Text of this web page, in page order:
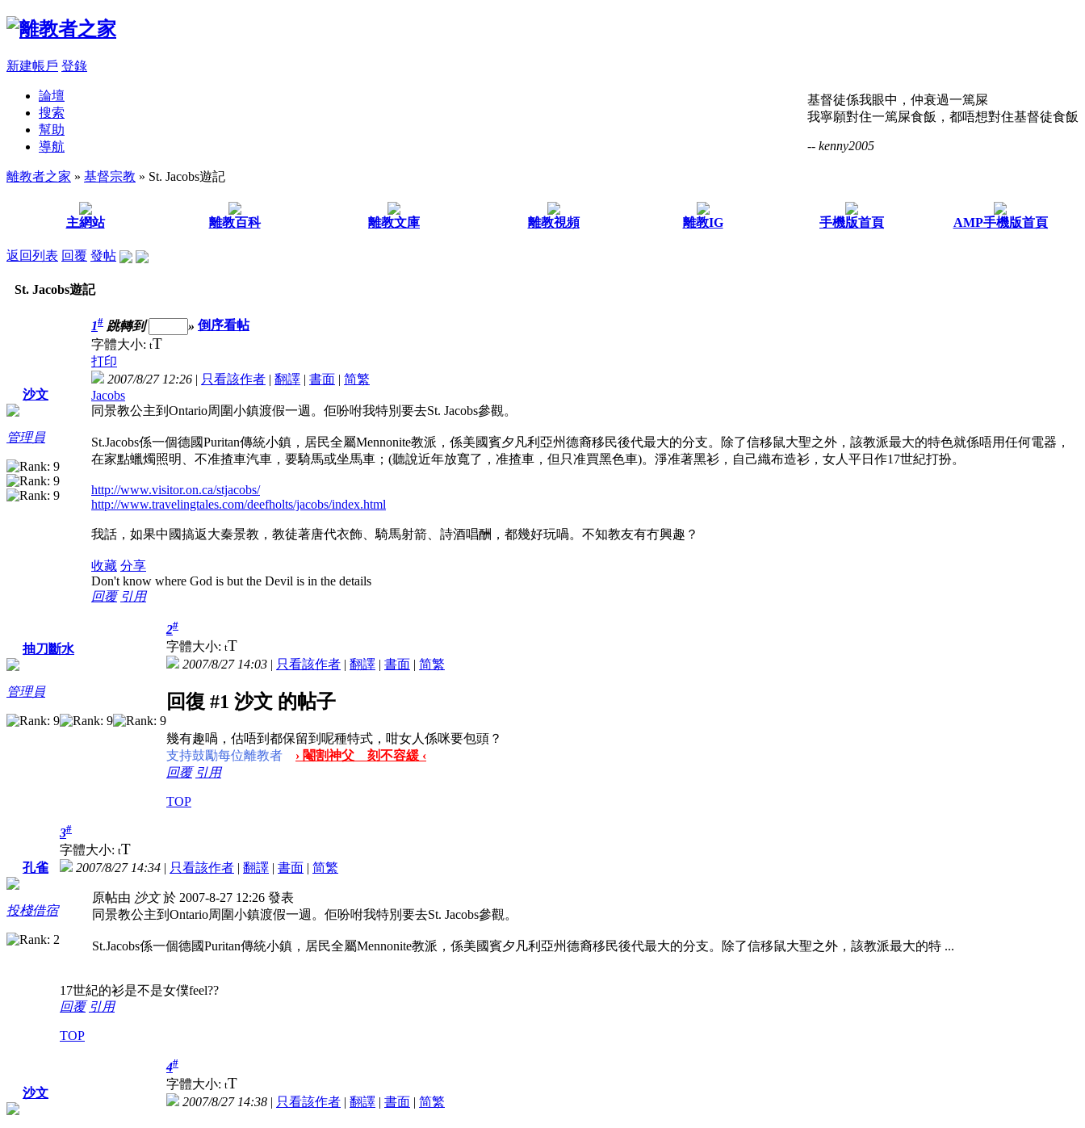
新建帳戶 登錄
基督徒係我眼中，仲衰過一篤屎
我寧願對住一篤屎食飯，都唔想對住基督徒食飯
-- kenny2005
論壇
搜索
幫助
導航
離教者之家 » 基督宗教 » St. Jacobs遊記
主網站 離教百科 離教文庫 離教視頻 離教IG 手機版首頁 AMP手機版首頁
返回列表 回覆 發帖
St. Jacobs遊記
沙文
管理員
1# 跳轉到 » 倒序看帖
字體大小: tT
打印
2007/8/27 12:26 | 只看該作者 | 翻譯 | 書面 | 简繁
Jacobs
同景教公主到Ontario周圍小鎮渡假一週。佢吩咐我特別要去St. Jacobs參觀。
St.Jacobs係一個德國Puritan傳統小鎮，居民全屬Mennonite教派，係美國賓夕凡利亞州德裔移民後代最大的分支。除了信移鼠大聖之外，該教派最大的特色就係唔用任何電器，
在家點蠟燭照明、不准揸車汽車，要騎馬或坐馬車；(聽說近年放寬了，准揸車，但只准買黑色車)。淨准著黑衫，自己織布造衫，女人平日作17世紀打扮。
http://www.visitor.on.ca/stjacobs/
http://www.travelingtales.com/deefholts/jacobs/index.html
我話，如果中國搞返大秦景教，教徒著唐代衣飾、騎馬射箭、詩酒唱酬，都幾好玩喎。不知教友有冇興趣？
收藏 分享
Don't know where God is but the Devil is in the details
回覆 引用
抽刀斷水
管理員
2#
字體大小: tT
2007/8/27 14:03 | 只看該作者 | 翻譯 | 書面 | 简繁
回復 #1 沙文 的帖子
幾有趣喎，估唔到都保留到呢種特式，咁女人係咪要包頭？
支持鼓勵每位離教者
› 閹割神父 刻不容緩 ‹
回覆 引用
TOP
孔雀
投棧借宿
3#
字體大小: tT
2007/8/27 14:34 | 只看該作者 | 翻譯 | 書面 | 简繁
原帖由 沙文於 2007-8-27 12:26 發表
同景教公主到Ontario周圍小鎮渡假一週。佢吩咐我特別要去St. Jacobs參觀。
St.Jacobs係一個德國Puritan傳統小鎮，居民全屬Mennonite教派，係美國賓夕凡利亞州德裔移民後代最大的分支。除了信移鼠大聖之外，該教派最大的特 ...
17世紀的衫是不是女僕feel??
回覆 引用
TOP
沙文
4#
字體大小: tT
2007/8/27 14:38 | 只看該作者 | 翻譯 | 書面 | 简繁